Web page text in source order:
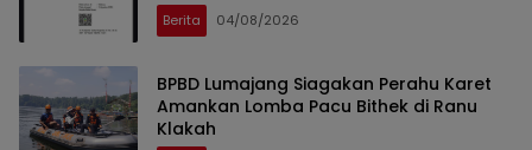
Berita 04/08/2026
BPBD Lumajang Siagakan Perahu Karet
Amankan Lomba Pacu Bithek di Ranu
Klakah